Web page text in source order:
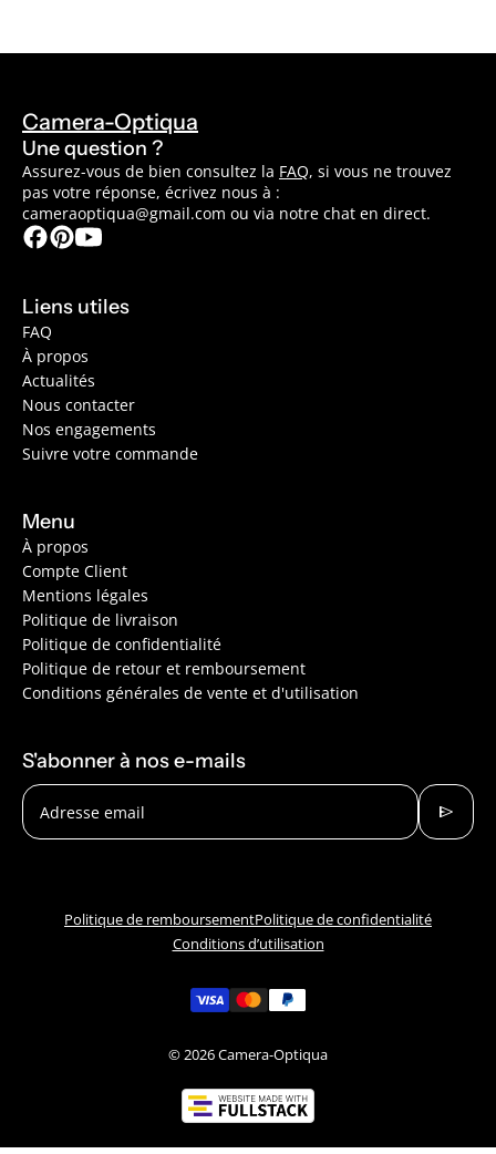
Camera-Optiqua
Une question ?
Assurez-vous de bien consultez la FAQ, si vous ne trouvez
pas votre réponse, écrivez nous à :
cameraoptiqua@gmail.com ou via notre chat en direct.
Liens utiles
FAQ
À propos
Actualités
Nous contacter
Nos engagements
Suivre votre commande
Menu
À propos
Compte Client
Mentions légales
Politique de livraison
Politique de confidentialité
Politique de retour et remboursement
Conditions générales de vente et d'utilisation
S'abonner à nos e-mails
Adresse email send
Politique de remboursementPolitique de confidentialité
Conditions d’utilisation
© 2026Camera-Optiqua